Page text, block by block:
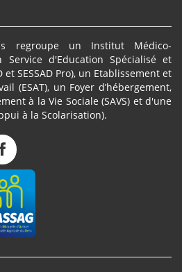
regroupe un Institut Médico-
Service d'Education Spécialisé et
et SESSAD Pro), un Etablissement et
(ESAT), un Foyer d’hébergement,
à la Vie Sociale (SAVS) et d'une
à la Scolarisation).
Complexe
Pagès
sur